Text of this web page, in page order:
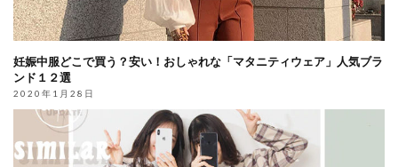
妊娠中服どこで買う？安い！おしゃれな「マタニティウェア」人気ブラ
ンド１２選
2020年1月28日